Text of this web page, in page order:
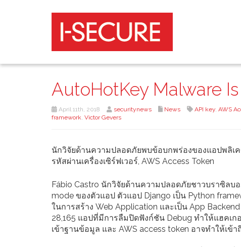
AutoHotKey Malware
April 11th, 2018 securitynews News API key, AWS
framework, Victor Gevers
นักวิจัยด้านความปลอดภัยพบข้อบกพร่องของแอปพลิเ
รหัสผ่านเครื่องเซิร์ฟเวอร์, AWS Access Token
Fábio Castro นักวิจัยด้านความปลอดภัยชาวบราซิล
mode ของตัวแอป ตัวแอป Django เป็น Python
ในการสร้าง Web Application และเป็น App
28,165 แอปที่มีการลืมปิดฟังก์ชัน Debug ทำให้แฮคเ
เข้าฐานข้อมูล และ AWS access token อาจทำให้เ